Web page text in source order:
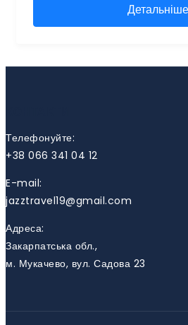
Детальніше
Телефонуйте:
+38 066 341 04 12
E-mail:
jazztravel19@gmail.com
Адреса:
Закарпатська обл.,
м. Мукачево, вул. Садова 23